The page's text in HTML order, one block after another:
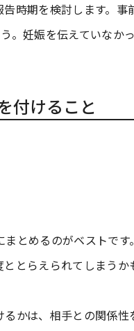
時期を検討します。
。妊娠を伝えていなか
付けること
とめるのがベストで
とらえられてしまうか
かは、相手との関係性